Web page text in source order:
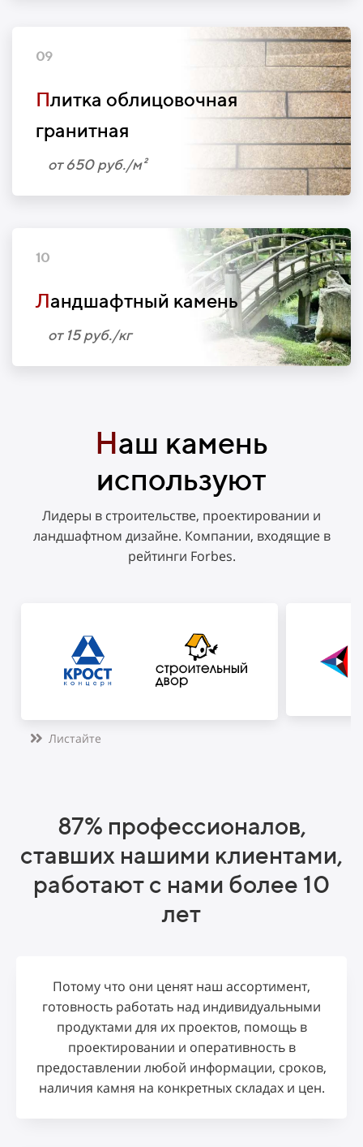
09
Плитка облицовочная
гранитная
от 650 руб./м²
10
Ландшафтный камень
от 15 руб./кг
Наш камень
используют
Лидеры в строительстве, проектировании и
ландшафтном дизайне. Компании, входящие в
рейтинги Forbes.
Листайте
87% профессионалов,
ставших нашими клиентами,
работают с нами более 10
лет
Потому что они ценят наш ассортимент,
готовность работать над индивидуальными
продуктами для их проектов, помощь в
проектировании и оперативность в
предоставлении любой информации, сроков,
наличия камня на конкретных складах и цен.